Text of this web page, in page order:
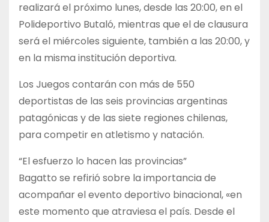
realizará el próximo lunes, desde las 20:00, en el
Polideportivo Butaló, mientras que el de clausura
será el miércoles siguiente, también a las 20:00, y
en la misma institución deportiva.
Los Juegos contarán con más de 550
deportistas de las seis provincias argentinas
patagónicas y de las siete regiones chilenas,
para competir en atletismo y natación.
“El esfuerzo lo hacen las provincias”
Bagatto se refirió sobre la importancia de
acompañar el evento deportivo binacional, «en
este momento que atraviesa el país. Desde el